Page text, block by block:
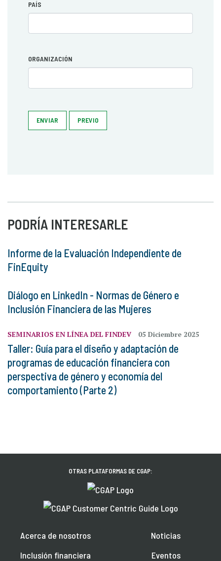
PAÍS
ORGANIZACIÓN
ENVIAR PREVIO
PODRÍA INTERESARLE
Informe de la Evaluación Independiente de
FinEquity
Diálogo en LinkedIn - Normas de Género e
Inclusión Financiera de las Mujeres
SEMINARIOS EN LÍNEA DEL FINDEV 05 Diciembre 2025
Taller: Guía para el diseño y adaptación de
programas de educación financiera con
perspectiva de género y economía del
comportamiento (Parte 2)
OTRAS PLATAFORMAS DE CGAP:
Acerca de nosotros
Inclusión financiera
Noticias
Eventos